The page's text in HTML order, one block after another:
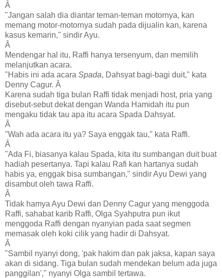
Â
"Jangan salah dia diantar teman-teman motornya, kan
memang motor-motornya sudah pada dijualin kan, karena
kasus kemarin," sindir Ayu.
Â
Mendengar hal itu, Raffi hanya tersenyum, dan memilih
melanjutkan acara.
"Habis ini ada acara Spada, Dahsyat bagi-bagi duit," kata
Denny Cagur. Â
Karena sudah tiga bulan Raffi tidak menjadi host, pria yang
disebut-sebut dekat dengan Wanda Hamidah itu pun
mengaku tidak tau apa itu acara Spada Dahsyat.
Â
"Wah ada acara itu ya? Saya enggak tau," kata Raffi.
Â
"Ada Fi, biasanya kalau Spada, kita itu sumbangan duit buat
hadiah pesertanya. Tapi kalau Rafi kan hartanya sudah
habis ya, enggak bisa sumbangan," sindir Ayu Dewi yang
disambut oleh tawa Raffi.
Â
Tidak hamya Ayu Dewi dan Denny Cagur yang menggoda
Raffi, sahabat karib Raffi, Olga Syahputra pun ikut
menggoda Raffi dengan nyanyian pada saat segmen
memasak oleh koki cilik yang hadir di Dahsyat.
Â
"Sambil nyanyi dong, 'pak hakim dan pak jaksa, kapan saya
akan di sidang. Tiga bulan sudah mendekan belum ada juga
panggilan'," nyanyi Olga sambil tertawa.